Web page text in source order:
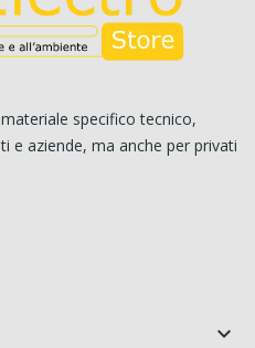
specifico tecnico,
e aziende, ma anche per privati
